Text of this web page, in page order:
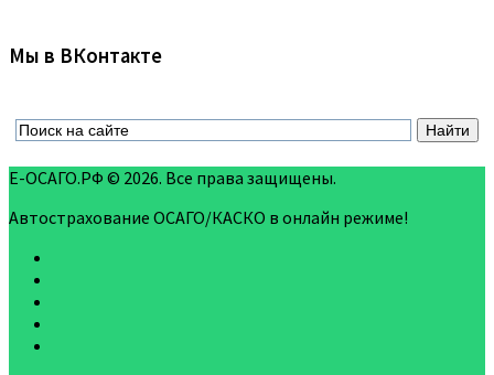
Мы в ВКонтакте
Е-ОСАГО.РФ © 2026. Все права защищены.
Автострахование ОСАГО/КАСКО в онлайн режиме!